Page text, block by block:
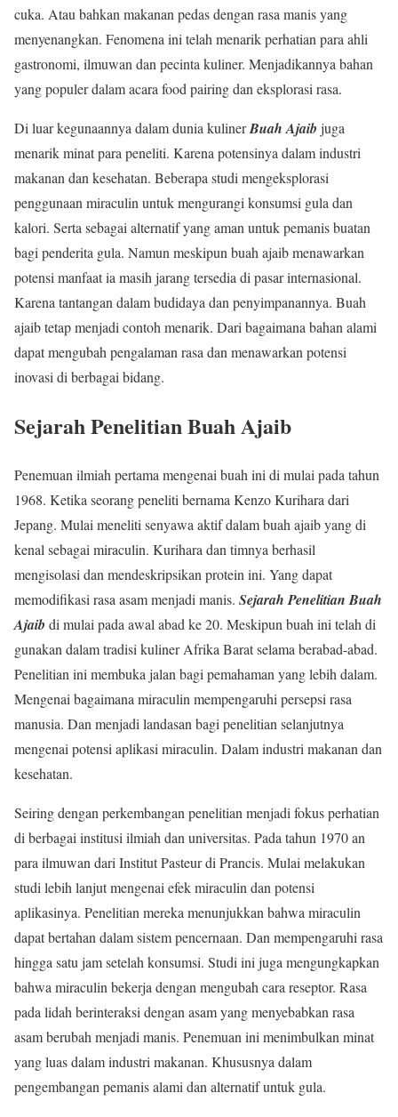
cuka. Atau bahkan makanan pedas dengan rasa manis yang
menyenangkan. Fenomena ini telah menarik perhatian para ahli
gastronomi, ilmuwan dan pecinta kuliner. Menjadikannya bahan
yang populer dalam acara food pairing dan eksplorasi rasa.
Di luar kegunaannya dalam dunia kulinerBuah Ajaib juga
menarik minat para peneliti. Karena potensinya dalam industri
makanan dan kesehatan. Beberapa studi mengeksplorasi
penggunaan miraculin untuk mengurangi konsumsi gula dan
kalori. Serta sebagai alternatif yang aman untuk pemanis buatan
bagi penderita gula. Namun meskipun buah ajaib menawarkan
potensi manfaat ia masih jarang tersedia di pasar internasional.
Karena tantangan dalam budidaya dan penyimpanannya. Buah
ajaib tetap menjadi contoh menarik. Dari bagaimana bahan alami
dapat mengubah pengalaman rasa dan menawarkan potensi
inovasi di berbagai bidang.
Sejarah Penelitian Buah Ajaib
Penemuan ilmiah pertama mengenai buah ini di mulai pada tahun
1968. Ketika seorang peneliti bernama Kenzo Kurihara dari
Jepang. Mulai meneliti senyawa aktif dalam buah ajaib yang di
kenal sebagai miraculin. Kurihara dan timnya berhasil
mengisolasi dan mendeskripsikan protein ini. Yang dapat
memodifikasi rasa asam menjadi manis. Sejarah Penelitian Buah
Ajaib di mulai pada awal abad ke 20. Meskipun buah ini telah di
gunakan dalam tradisi kuliner Afrika Barat selama berabad-abad.
Penelitian ini membuka jalan bagi pemahaman yang lebih dalam.
Mengenai bagaimana miraculin mempengaruhi persepsi rasa
manusia. Dan menjadi landasan bagi penelitian selanjutnya
mengenai potensi aplikasi miraculin. Dalam industri makanan dan
kesehatan.
Seiring dengan perkembangan penelitian menjadi fokus perhatian
di berbagai institusi ilmiah dan universitas. Pada tahun 1970 an
para ilmuwan dari Institut Pasteur di Prancis. Mulai melakukan
studi lebih lanjut mengenai efek miraculin dan potensi
aplikasinya. Penelitian mereka menunjukkan bahwa miraculin
dapat bertahan dalam sistem pencernaan. Dan mempengaruhi rasa
hingga satu jam setelah konsumsi. Studi ini juga mengungkapkan
bahwa miraculin bekerja dengan mengubah cara reseptor. Rasa
pada lidah berinteraksi dengan asam yang menyebabkan rasa
asam berubah menjadi manis. Penemuan ini menimbulkan minat
yang luas dalam industri makanan. Khususnya dalam
pengembangan pemanis alami dan alternatif untuk gula.